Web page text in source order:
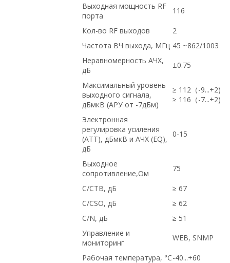
Выходная мощность RF
порта
116
Кол-во RF выходов
2
Частота ВЧ выхода, МГц 45 ~862/1003
Неравномерность АЧХ,
дБ
±0.75
Максимальный уровень
выходного сигнала,
дБмкВ (АРУ от -7дБм)
≥ 112（-9...+2)
≥ 116（-7...+2)
Электронная
регулировка усиления
(ATT), дБмкВ и АЧХ (EQ),
дБ
0-15
Выходное
сопротивление,Ом
75
C/CTB, дБ
≥ 67
C/CSO, дБ
≥ 62
C/N, дБ
≥ 51
Управление и
мониторинг
WEB, SNMP
Рабочая температура, °С-40...+60